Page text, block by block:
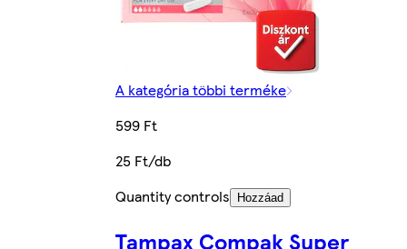
A kategória többi terméke
599 Ft
25 Ft/db
Quantity controls
Hozzáad
Tampax Compak Super